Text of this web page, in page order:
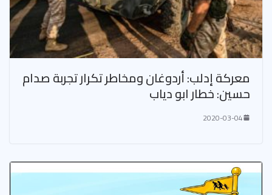
معركة إدلب: أردوغان ومخاطر تكرار تجربة صدام
حسين: خطار ابو دياب
2020-03-04